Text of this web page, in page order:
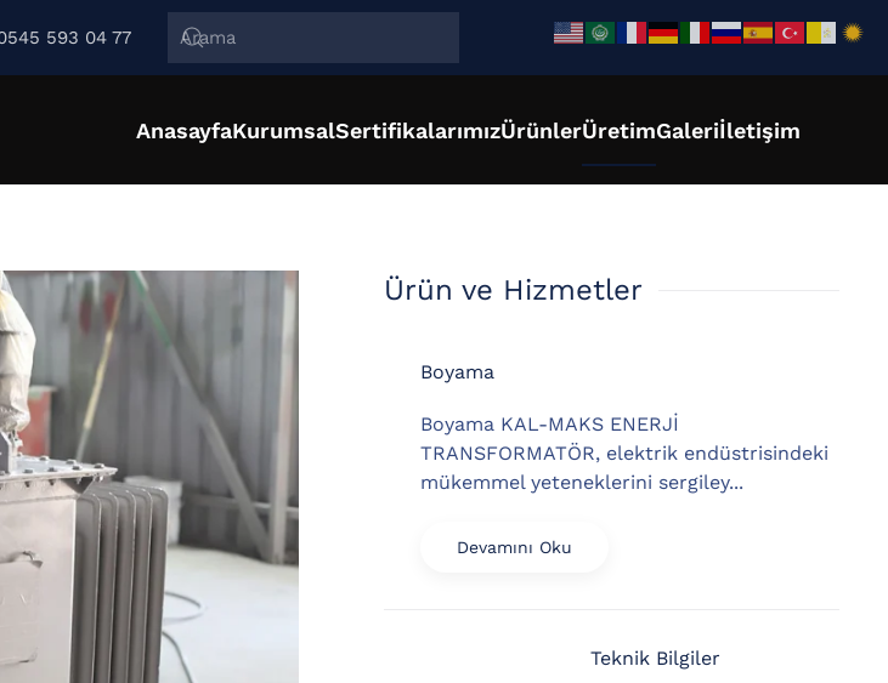
593 04 77
AnasayfaKurumsalSertifikalarımızÜrünlerÜretimGaleriİletişim
Ürün ve Hizmetler
Boyama
Boyama KAL-MAKS ENERJİ
TRANSFORMATÖR, elektrik endüstrisindeki
mükemmel yeteneklerini sergiley...
Devamını Oku
Teknik Bilgiler